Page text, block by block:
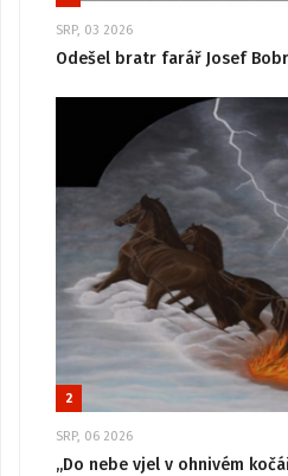
SRP, 03 2026
Odešel bratr farář Josef
2
SRP, 06 2026
„Do nebe vjel v ohnivém